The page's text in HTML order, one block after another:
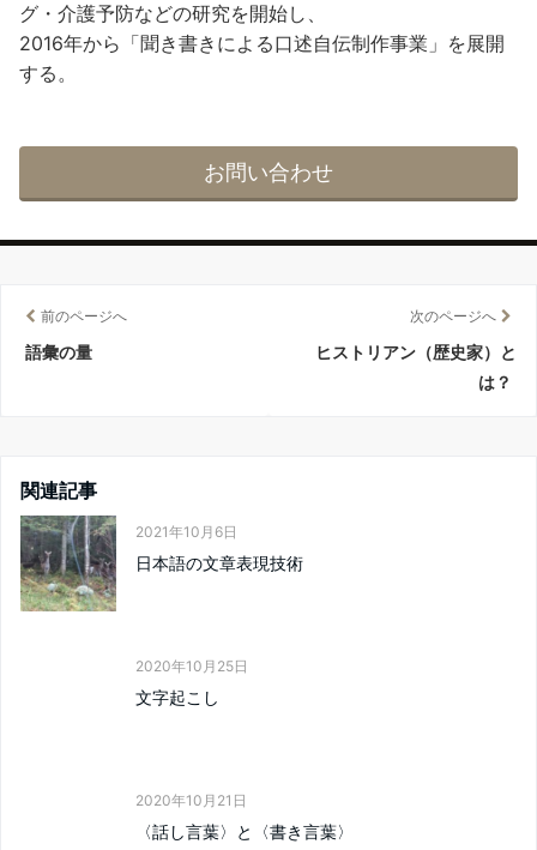
グ・介護予防などの研究を開始し、
2016年から「聞き書きによる口述自伝制作事業」を展開
する。
お問い合わせ
前のページへ
語彙の量
次のページへ
ヒストリアン（歴史家）と
は？
関連記事
2021年10月6日
日本語の文章表現技術
2020年10月25日
文字起こし
2020年10月21日
〈話し言葉〉と〈書き言葉〉